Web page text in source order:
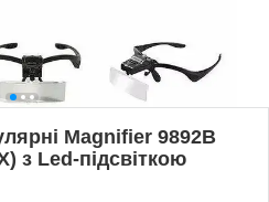
Magnifier 9892B
з Led-підсвіткою